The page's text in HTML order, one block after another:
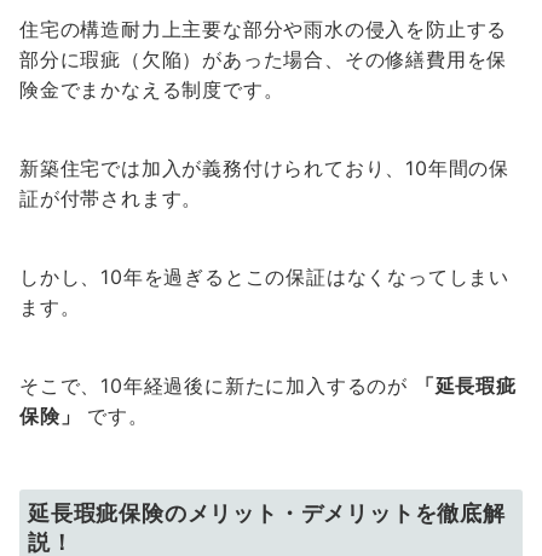
住宅の構造耐力上主要な部分や雨水の侵入を防止する
部分に瑕疵（欠陥）があった場合、その修繕費用を保
険金でまかなえる制度です。
新築住宅では加入が義務付けられており、10年間の保
証が付帯されます。
しかし、10年を過ぎるとこの保証はなくなってしまい
ます。
そこで、10年経過後に新たに加入するのが
「延長瑕疵
保険」
です。
延長瑕疵保険のメリット・デメリットを徹底解
説！